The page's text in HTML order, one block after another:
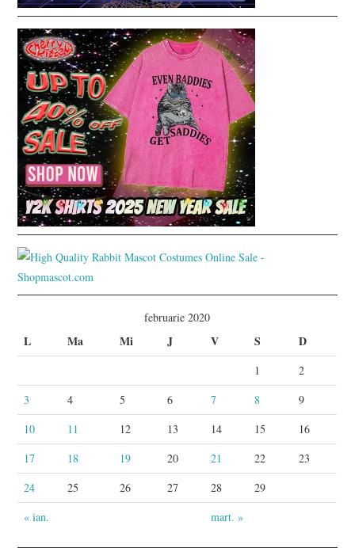
februarie 2020
L Ma Mi J V S D
« ian. mart. »
1
2
3
4 5 6 7 8
9
10
11 12 13 14 15
16
17
18 19 20 21 22
23
24
25 26 27 28 29